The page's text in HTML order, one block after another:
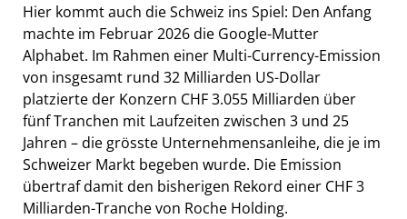
Hier kommt auch die Schweiz ins Spiel: Den Anfang
machte im Februar 2026 die Google-Mutter
Alphabet. Im Rahmen einer Multi-Currency-Emission
von insgesamt rund 32 Milliarden US-Dollar
platzierte der Konzern CHF 3.055 Milliarden über
fünf Tranchen mit Laufzeiten zwischen 3 und 25
Jahren – die grösste Unternehmensanleihe, die je im
Schweizer Markt begeben wurde. Die Emission
übertraf damit den bisherigen Rekord einer CHF 3
Milliarden-Tranche von Roche Holding.